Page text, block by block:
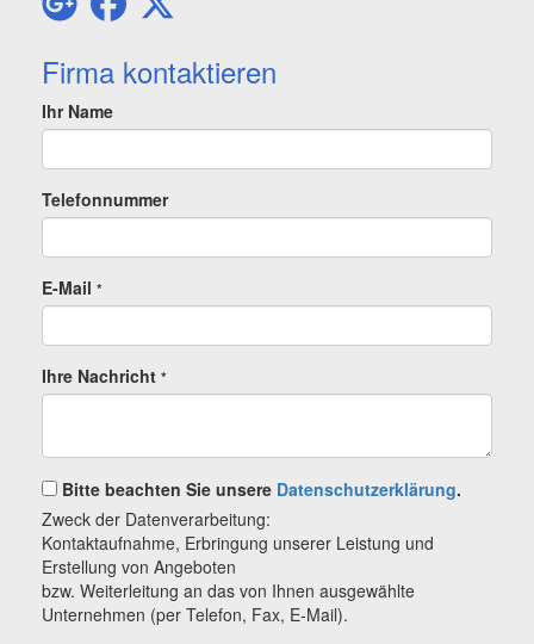
Firma kontaktieren
Ihr Name
Telefonnummer
E-Mail *
Ihre Nachricht *
Bitte beachten Sie unsere Datenschutzerklärung.
Zweck der Datenverarbeitung:
Kontaktaufnahme, Erbringung unserer Leistung und
Erstellung von Angeboten
bzw. Weiterleitung an das von Ihnen ausgewählte
Unternehmen (per Telefon, Fax, E-Mail).